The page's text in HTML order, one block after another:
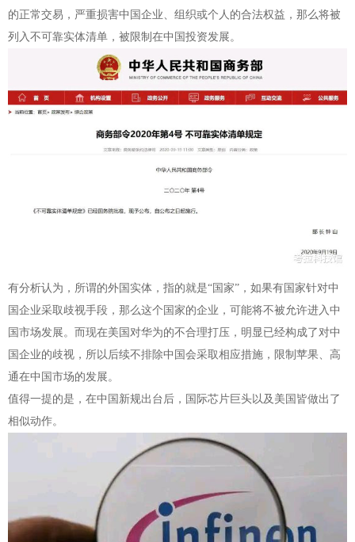
的正常交易，严重损害中国企业、组织或个人的合法权益，那么将被
列入不可靠实体清单，被限制在中国投资发展。
有分析认为，所谓的外国实体，指的就是“国家”，如果有国家针对中
国企业采取歧视手段，那么这个国家的企业，可能将不被允许进入中
国市场发展。而现在美国对华为的不合理打压，明显已经构成了对中
国企业的歧视，所以后续不排除中国会采取相应措施，限制苹果、高
通在中国市场的发展。
值得一提的是，在中国新规出台后，国际芯片巨头以及美国皆做出了
相似动作。